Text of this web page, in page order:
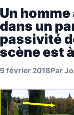
Un
dans un
passivité
scène est
9 février 2018Par